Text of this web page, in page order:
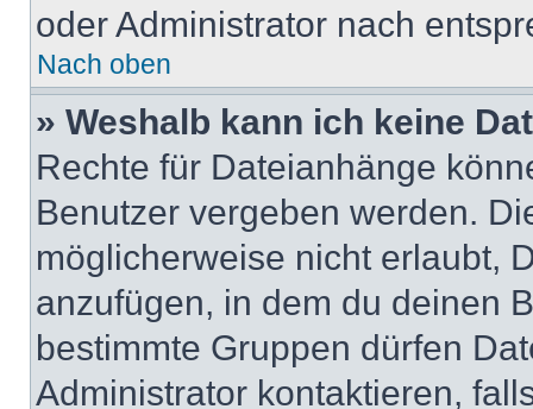
oder Administrator nach
Nach oben
» Weshalb kann ich keine
Rechte für Dateianhänge
Benutzer vergeben werden.
möglicherweise nicht erlaubt,
anzufügen, in dem du deinen
bestimmte Gruppen dürfen
Administrator kontaktieren,